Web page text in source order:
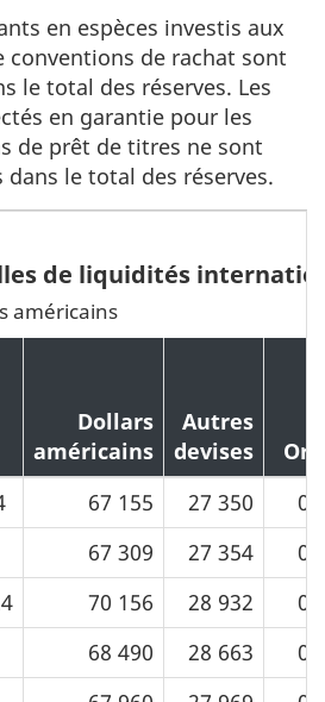
en espèces investis aux
conventions de rachat sont
le total des réserves. Les
en garantie pour les
de prêt de titres ne sont
dans le total des réserves.
de la note de bas de page
de liquidités
américains
Dollars
américains
Autres
devises
Or
67 155 27 350
0
67 309 27 354
0
70 156 28 932
0
68 490 28 663
0